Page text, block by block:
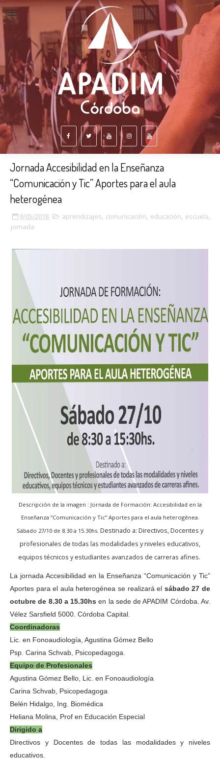
Jornada Accesibilidad en la Enseñanza
“Comunicación y Tic” Aportes para el aula
heterogénea
9/05/2018 aprendizajes, comunicación, educación, escuela,
jornada
Descripción de la imagen : Jornada de Formación: Accesibilidad en la
Enseñanza “Comunicación y Tic” Aportes para el aula heterogénea.
Sábado 27/10 de 8.30 a 15.30hs. Destinado a: Directivos, Docentes y
profesionales de todas las modalidades y niveles educativos,
equipos técnicos y estudiantes avanzados de carreras afines.
La jornada Accesibilidad en la Enseñanza “Comunicación y Tic”
Aportes para el aula heterogénea se realizará el sábado 27 de
octubre de 8.30 a 15.30hs en la sede de APADIM Córdoba. Av.
Vélez Sarsfield 5000. Córdoba Capital.
Coordinadoras
Lic. en Fonoaudiología, Agustina Gómez Bello
Psp. Carina Schvab, Psicopedagoga.
Equipo de Profesionales
Agustina Gómez Bello, Lic. en Fonoaudiología
Carina Schvab, Psicopedagoga
Belén Hidalgo, Ing. Biomédica
Heliana Molina, Prof en Educación Especial
Dirigido a
Directivos y Docentes de todas las modalidades y niveles
educativos.